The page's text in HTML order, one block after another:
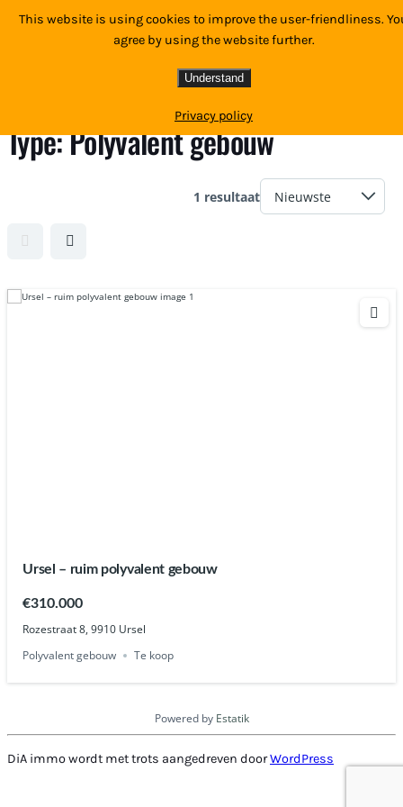
DiA immo
💡 Eerlijk advies. Sterke service.
Type:Polyvalent gebouw
1 resultaat
Ursel – ruim polyvalent gebouw
€310.000
Rozestraat 8, 9910 Ursel
Polyvalent gebouw
Te koop
Powered by Estatik
DiA immo wordt met trots aangedreven doorWordPress
This website is using cookies to improve the user-friendliness.
agree by using the website further.
Understand
Privacy policy